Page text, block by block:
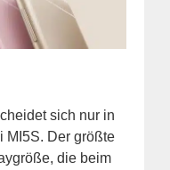
sich nur in
MI5S. Der größte
die beim